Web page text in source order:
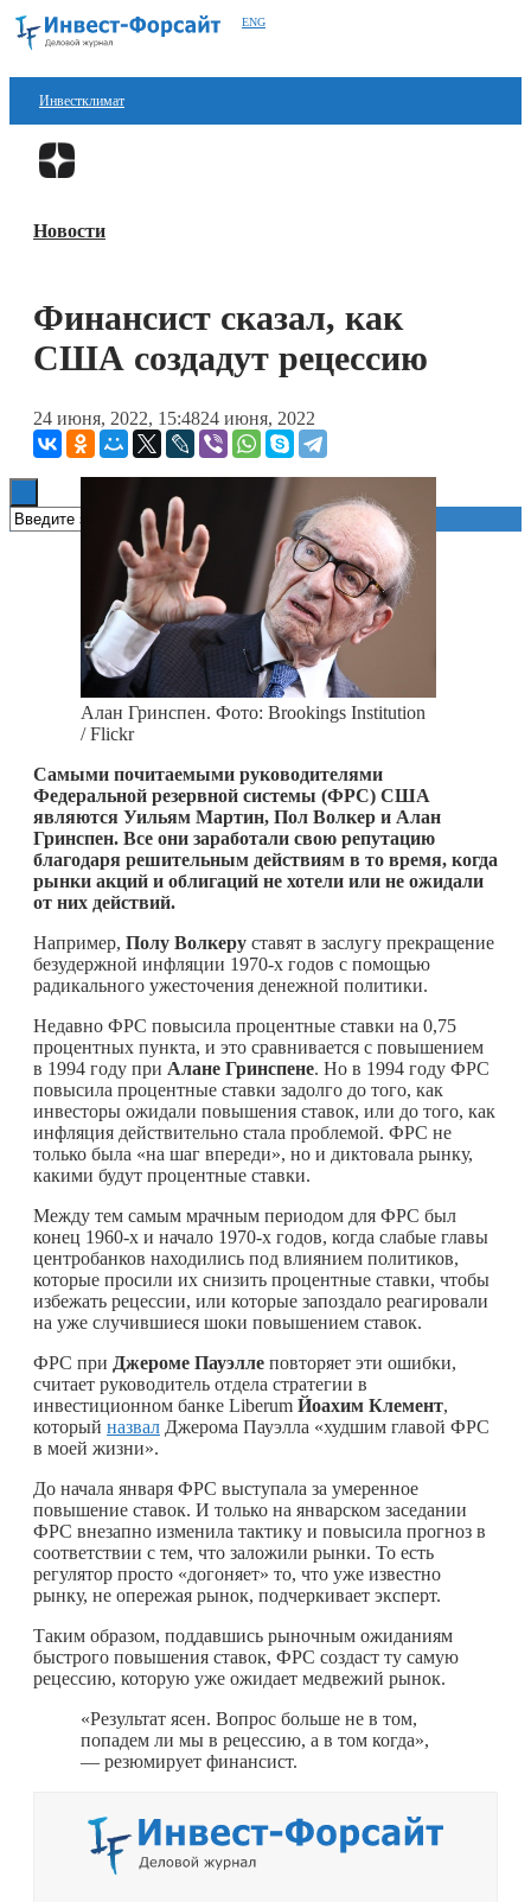
ENG
Инвестклимат
Финансы
Блокчейн
Книги
Новости
Финансист сказал, как
США создадут рецессию
24 июня, 2022, 15:4824 июня, 2022
Алан Гринспен. Фото: Brookings Institution
/ Flickr
Cамыми почитаемыми руководителями
Федеральной резервной системы (ФРС) США
являются Уильям Мартин, Пол Волкер и Алан
Гринспен. Все они заработали свою репутацию
благодаря решительным действиям в то время, когда
рынки акций и облигаций не хотели или не ожидали
от них действий.
Например, Полу Волкеру ставят в заслугу прекращение
безудержной инфляции 1970-х годов с помощью
радикального ужесточения денежной политики.
Недавно ФРС повысила процентные ставки на 0,75
процентных пункта, и это сравнивается с повышением
в 1994 году при Алане Гринспене. Но в 1994 году ФРС
повысила процентные ставки задолго до того, как
инвесторы ожидали повышения ставок, или до того, как
инфляция действительно стала проблемой. ФРС не
только была «на шаг впереди», но и диктовала рынку,
какими будут процентные ставки.
Между тем самым мрачным периодом для ФРС был
конец 1960-х и начало 1970-х годов, когда слабые главы
центробанков находились под влиянием политиков,
которые просили их снизить процентные ставки, чтобы
избежать рецессии, или которые запоздало реагировали
на уже случившиеся шоки повышением ставок.
ФРС при Джероме Пауэлле повторяет эти ошибки,
считает руководитель отдела стратегии в
инвестиционном банке Liberum Йоахим Клемент,
который назвал Джерома Пауэлла «худшим главой ФРС
в моей жизни».
До начала января ФРС выступала за умеренное
повышение ставок. И только на январском заседании
ФРС внезапно изменила тактику и повысила прогноз в
соответствии с тем, что заложили рынки. То есть
регулятор просто «догоняет» то, что уже известно
рынку, не опережая рынок, подчеркивает эксперт.
Таким образом, поддавшись рыночным ожиданиям
быстрого повышения ставок, ФРС создаст ту самую
рецессию, которую уже ожидает медвежий рынок.
«Результат ясен. Вопрос больше не в том,
попадем ли мы в рецессию, а в том когда»,
— резюмирует финансист.